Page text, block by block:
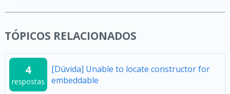
TÓPICOS RELACIONADOS
4
respostas
[Dúvida] Unable to locate constructor for
embeddable